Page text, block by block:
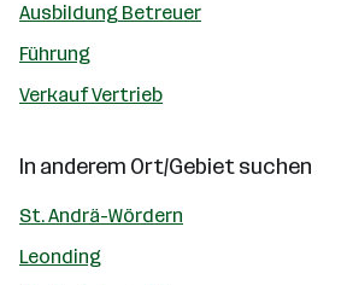
Ausbildung Betreuer
Führung
Verkauf Vertrieb
In anderem Ort/Gebiet suchen
St. Andrä-Wördern
Leonding